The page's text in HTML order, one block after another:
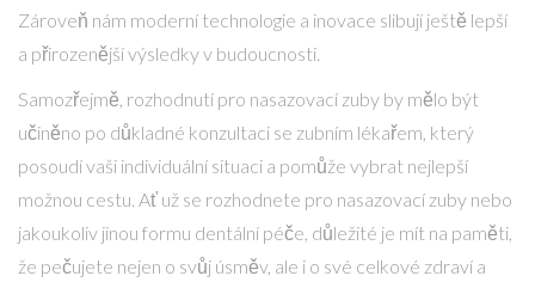
Zároveň nám moderní technologie a inovace slibují ještě lepší
a přirozenější výsledky v budoucnosti.
Samozřejmě, rozhodnutí pro nasazovací zuby by mělo být
učiněno po důkladné konzultaci se zubním lékařem, který
posoudí vaši individuální situaci a pomůže vybrat nejlepší
možnou cestu. Ať už se rozhodnete pro nasazovací zuby nebo
jakoukoliv jinou formu dentální péče, důležité je mít na paměti,
že pečujete nejen o svůj úsměv, ale i o své celkové zdraví a